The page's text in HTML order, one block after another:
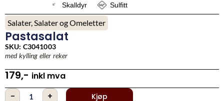
Skalldyr
Sulfitt
Salater, Salater og Omeletter
Pastasalat
SKU: C3041003
med kylling eller reker
179,- inkl mva
- Pastasalat+ Kjøp